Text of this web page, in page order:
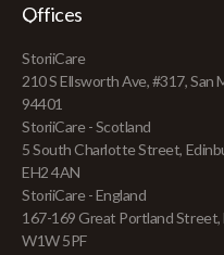
Offices
StoriiCare
210 S Ellsworth Ave, #317, San
94401
StoriiCare - Scotland
5 South Charlotte Street,
EH2 4AN
StoriiCare - England
167-169 Great Portland Street,
W1W 5PF